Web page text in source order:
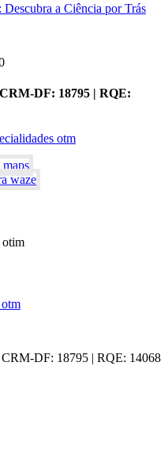
a Ciência por Trás
DF: 18795 | RQE:
DF: 18795 | RQE: 14068